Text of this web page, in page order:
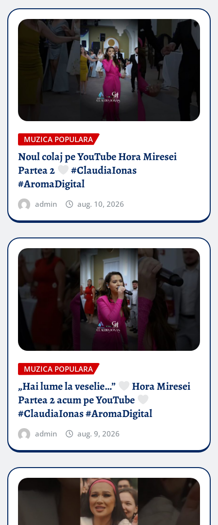
MUZICA POPULARA
Noul colaj pe YouTube Hora Miresei
Partea 2
#ClaudiaIonas
#AromaDigital
admin aug. 10, 2026
MUZICA POPULARA
„Hai lume la veselie…”
Hora Miresei
Partea 2 acum pe YouTube
#ClaudiaIonas #AromaDigital
admin aug. 9, 2026